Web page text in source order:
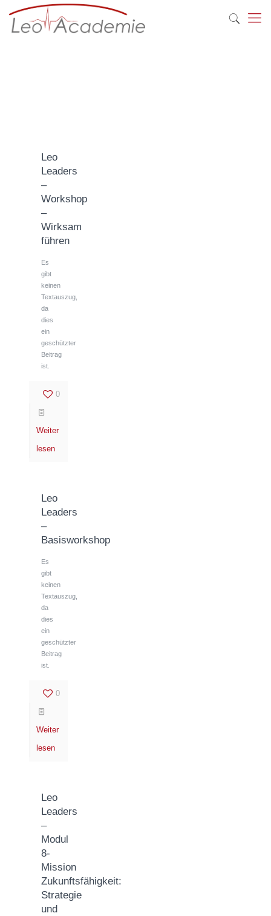
Leo
Leaders
–
Workshop
–
Wirksam
führen
Es
gibt
keinen
Textauszug,
da
dies
ein
geschützter
Beitrag
ist.
0
Weiter
lesen
Leo
Leaders
–
Basisworkshop
Es
gibt
keinen
Textauszug,
da
dies
ein
geschützter
Beitrag
ist.
0
Weiter
lesen
Leo
Leaders
–
Modul
8-
Mission
Zukunftsfähigkeit:
Strategie
und